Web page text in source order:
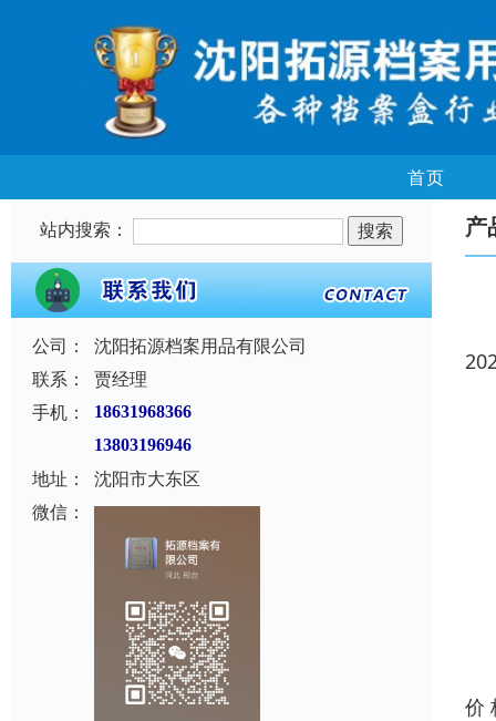
首页
站内搜索：
公司：
沈阳拓源档案用品有限公司
联系：
贾经理
手机：
18631968366
13803196946
地址：
沈阳市大东区
微信：
产
价